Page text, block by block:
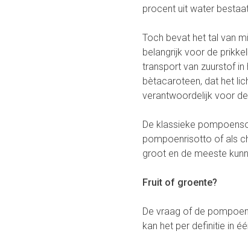
procent uit water
Toch bevat het tal van
belangrijk voor de
transport van zuurstof
bètacaroteen, dat het
verantwoordelijk voor
De klassieke
pompoenrisotto of als
groot en de meeste
Fruit of groente?
De vraag of de
kan het per definitie in